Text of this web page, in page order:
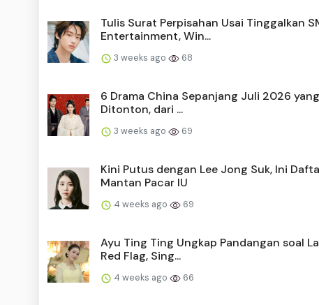
Tulis Surat Perpisahan Usai Tinggalkan
Entertainment, Win...
3 weeks ago 68
6 Drama China Sepanjang Juli 2026
Ditonton, dari ...
3 weeks ago 69
Kini Putus dengan Lee Jong Suk, Ini
Mantan Pacar IU
4 weeks ago 69
Ayu Ting Ting Ungkap Pandangan soal
Red Flag, Sing...
4 weeks ago 66